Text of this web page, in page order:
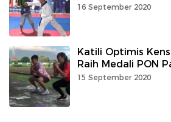
16 September 2020
Katili Optimis
Raih Medali PON
15 September 2020